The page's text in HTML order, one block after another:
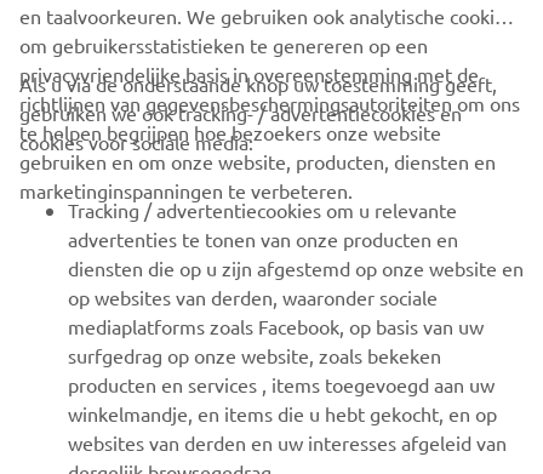
CORPORATE
VOOR BEDRIJVEN
MEER YAMAHA
ONDERSTEUNING
NIEUWSBRIEF
Wees de eerste die meer te weten komt over de nieuwste deals,
en taalvoorkeuren. We gebruiken ook analytische cookies
om gebruikersstatistieken te genereren op een
privacyvriendelijke basis in overeenstemming met de
richtlijnen van gegevensbeschermingsautoriteiten om ons
te helpen begrijpen hoe bezoekers onze website
gebruiken en om onze website, producten, diensten en
marketinginspanningen te verbeteren.
Als u via de onderstaande knop uw toestemming geeft,
gebruiken we ook tracking- / advertentiecookies en
cookies voor sociale media:
Tracking / advertentiecookies om u relevante
advertenties te tonen van onze producten en
diensten die op u zijn afgestemd op onze website en
op websites van derden, waaronder sociale
mediaplatforms zoals Facebook, op basis van uw
surfgedrag op onze website, zoals bekeken
producten en services , items toegevoegd aan uw
winkelmandje, en items die u hebt gekocht, en op
websites van derden en uw interesses afgeleid van